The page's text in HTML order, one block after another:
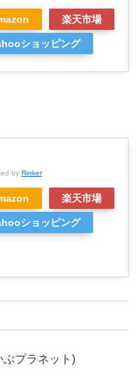
楽天市場
ショッピング
by Rinker
楽天市場
ショッピング
プラネット)